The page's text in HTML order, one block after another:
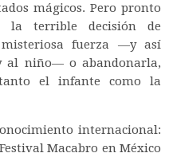
mágicos. Pero pronto
la terrible decisión de
fuerza —y así
al niño— o abandonarla,
el infante como la
internacional:
Macabro en México